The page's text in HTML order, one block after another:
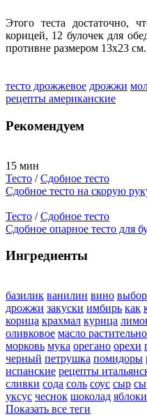
Этого теста достаточно,
корицей, 12 булочек для
противне размером 13x23 см.
тесто дрожжевое дрожжи
рецепты американские
Рекомендуем
15 мин
Тесто /Сдобное тесто
Сдобное тесто на скорую
Тесто /Сдобное тесто
Сдобное опарное тесто для
Ингредиенты
базилик ванилин вино
дрожжи закуски имбирь как
корица крахмал курица
оливковое масло
морковь мука орегано орехи
черный петрушка помидоры
испанские рецепты
сливки сода соль соус сыр
уксус чеснок шоколад яблоки
Показать все теги